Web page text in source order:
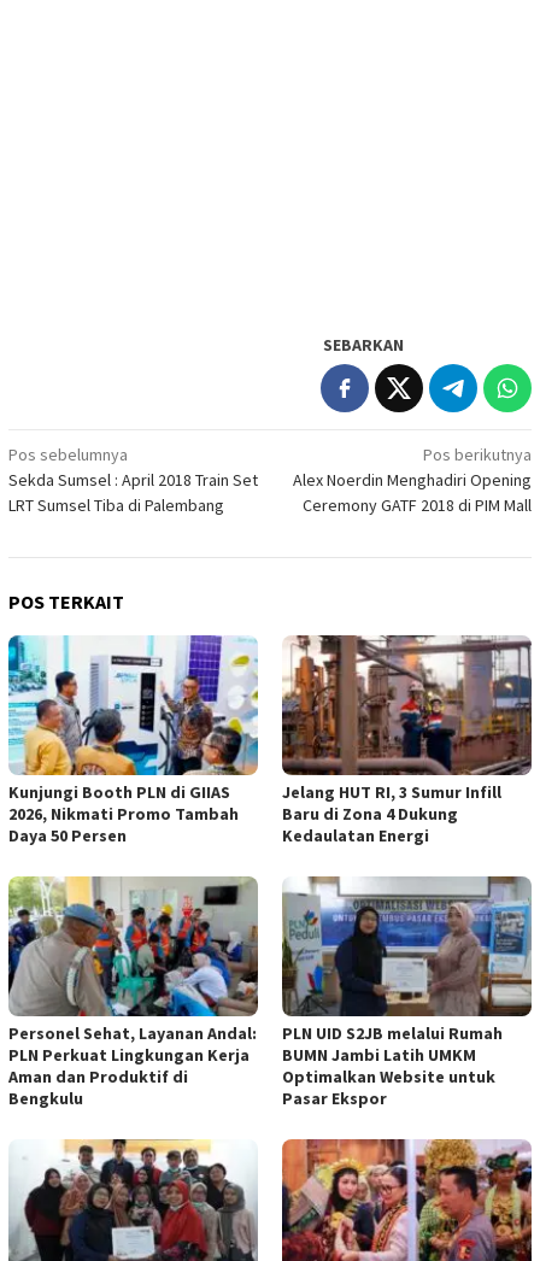
SEBARKAN
Navigasi
pos
Pos sebelumnya
Sekda Sumsel : April 2018 Train Set
LRT Sumsel Tiba di Palembang
Pos berikutnya
Alex Noerdin Menghadiri Opening
Ceremony GATF 2018 di PIM Mall
POS TERKAIT
Kunjungi Booth PLN di GIIAS
2026, Nikmati Promo Tambah
Daya 50 Persen
Jelang HUT RI, 3 Sumur Infill
Baru di Zona 4 Dukung
Kedaulatan Energi
Personel Sehat, Layanan Andal:
PLN Perkuat Lingkungan Kerja
Aman dan Produktif di
Bengkulu
PLN UID S2JB melalui Rumah
BUMN Jambi Latih UMKM
Optimalkan Website untuk
Pasar Ekspor